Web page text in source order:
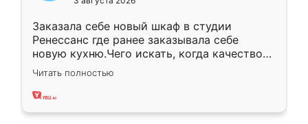
Заказала себе новый шкаф в студии
Ренессанс где ранее заказывала себе
новую кухню.Чего искать, когда качеством
вполне довольна. Служит кухня уже почти
два года, нареканий нет.
Читать полностью